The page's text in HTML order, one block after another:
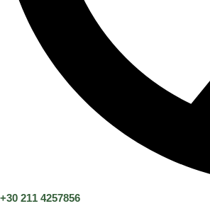
+30 211 4257856